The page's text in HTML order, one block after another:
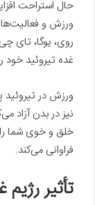
حال استراحت
ورزش و
روی، یوگا، تای
غده تیروئید خود
ورزش در تیروئید
نیز در بدن آزاد
خلق و خوی شما
فراوانی می‌کند.
تأثیر